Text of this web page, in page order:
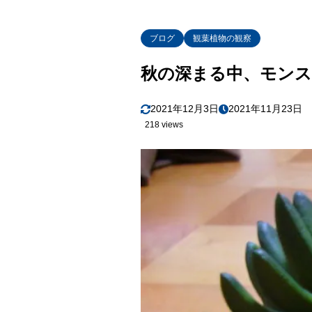
ブログ 観葉植物の観察
秋の深まる中、モン
2021年12月3日 2021年11月23日
218 views